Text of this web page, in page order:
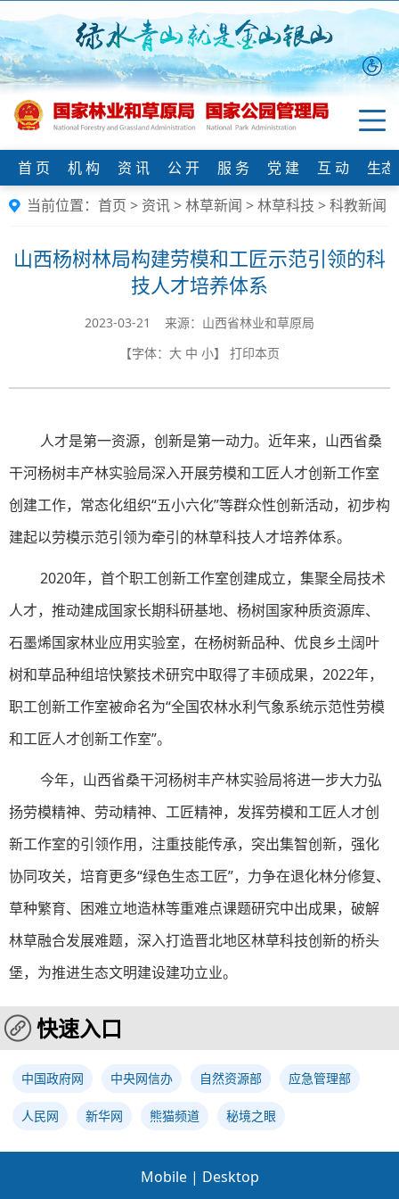
首 页 机 构 资 讯 公 开 服 务 党 建 互 动
生
当前位置： 首页 > 资讯>林草新闻 >林草科技 >科教新闻
山西杨树林局构建劳模和工匠示范引领的科
技人才培养体系
2023-03-21 来源：山西省林业和草原局
【字体： 大 中 小】 打印本页
人才是第一资源，创新是第一动力。近年来，山西省桑
干河杨树丰产林实验局深入开展劳模和工匠人才创新工作室
创建工作，常态化组织“五小六化”等群众性创新活动，初步构
建起以劳模示范引领为牵引的林草科技人才培养体系。
2020年，首个职工创新工作室创建成立，集聚全局技术
人才，推动建成国家长期科研基地、杨树国家种质资源库、
石墨烯国家林业应用实验室，在杨树新品种、优良乡土阔叶
树和草品种组培快繁技术研究中取得了丰硕成果，2022年，
职工创新工作室被命名为“全国农林水利气象系统示范性劳模
和工匠人才创新工作室”。
今年，山西省桑干河杨树丰产林实验局将进一步大力弘
扬劳模精神、劳动精神、工匠精神，发挥劳模和工匠人才创
新工作室的引领作用，注重技能传承，突出集智创新，强化
协同攻关，培育更多“绿色生态工匠”，力争在退化林分修复、
草种繁育、困难立地造林等重难点课题研究中出成果，破解
林草融合发展难题，深入打造晋北地区林草科技创新的桥头
堡，为推进生态文明建设建功立业。
快速入口
中国政府网 中央网信办 自然资源部 应急管理部
人民网 新华网 熊猫频道 秘境之眼
Mobile | Desktop